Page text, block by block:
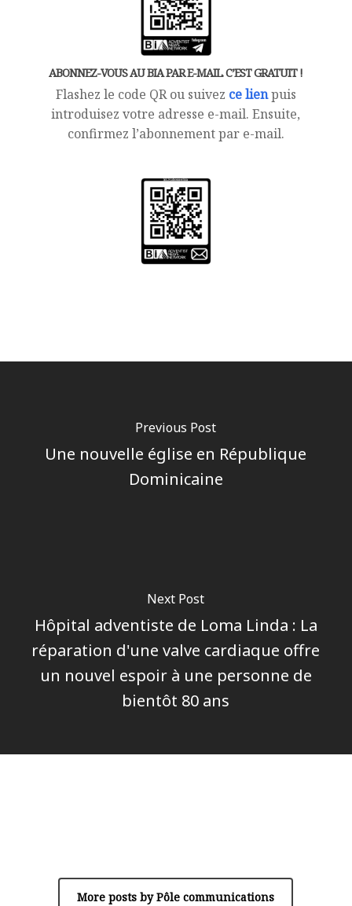
ABONNEZ-VOUS AU BIA PAR E-MAIL. C’EST GRATUIT !
Flashez le code QR ou suivez ce lienpuis
introduisez votre adresse e-mail. Ensuite,
confirmez l’abonnement par e-mail.
Previous Post
Une nouvelle église en République
Dominicaine
Next Post
Hôpital adventiste de Loma Linda : La
réparation d'une valve cardiaque offre
un nouvel espoir à une personne de
bientôt 80 ans
More posts by Pôle communications